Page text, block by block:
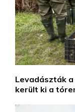
Levadászták
került ki a